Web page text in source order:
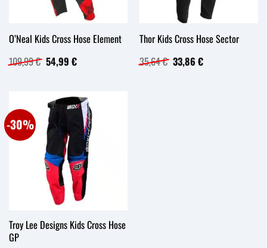
O’Neal Kids Cross Hose Element
109,99€ Ursprünglicher
Preis
54,99 €Aktueller
Preis
Thor Kids Cross Hose Sector
35,64€ Ursprünglicher
Preis
33,86 €Aktueller
Preis
-30%
Troy Lee Designs Kids Cross Hose
GP